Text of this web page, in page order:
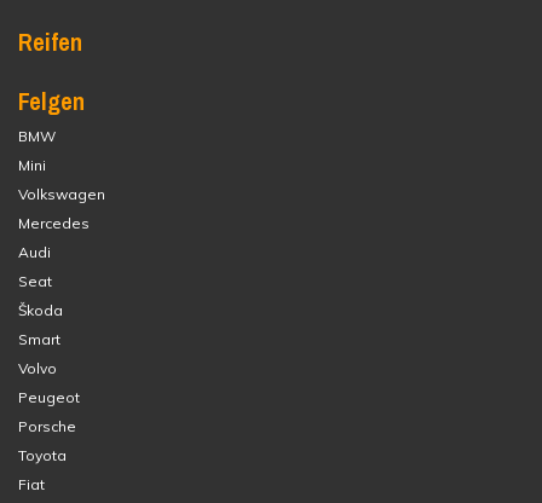
Reifen
Felgen
BMW
Mini
Volkswagen
Mercedes
Audi
Seat
Škoda
Smart
Volvo
Peugeot
Porsche
Toyota
Fiat